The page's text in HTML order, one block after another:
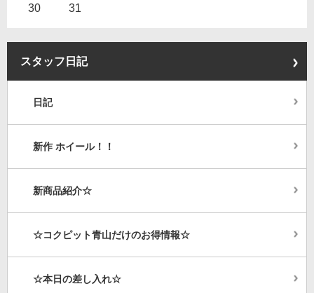
30 31
スタッフ日記
日記
新作 ホイール！！
新商品紹介☆
☆コクピット青山だけのお得情報☆
☆本日の差し入れ☆